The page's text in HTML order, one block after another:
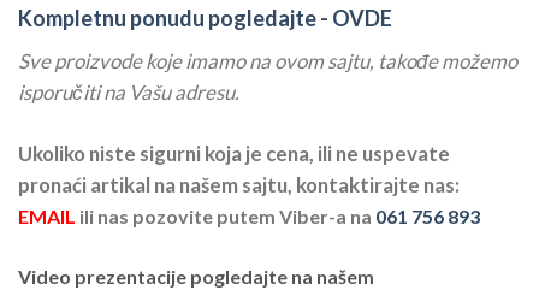
Kompletnu ponudu pogledajte - OVDE
Sve proizvode koje imamo na ovom sajtu, takođe možemo
isporučiti na Vašu adresu.
Ukoliko niste sigurni koja je cena, ili ne uspevate
pronaći artikal na našem sajtu, kontaktirajte nas:
EMAIL ili nas pozovite putem Viber-a na 061 756 893
Video prezentacije pogledajte na našem